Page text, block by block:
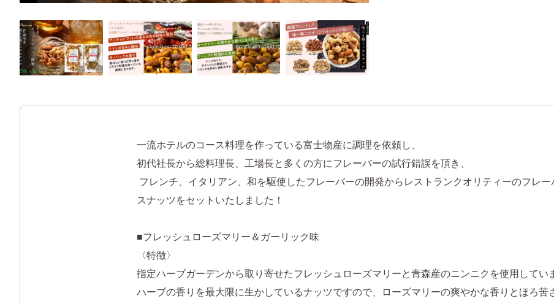
一流ホテルのコース料理を作っている富士物産に調理を依頼し、
初代社長から総料理長、工場長と多くの方にフレーバーの試行錯誤を頂き、
フレンチ、イタリアン、和を駆使したフレーバーの開発からレストランクオリティーのフレ
スナッツをセットいたしました！
■フレッシュローズマリー＆ガーリック味
〈特徴〉
指定ハーブガーデンから取り寄せたフレッシュローズマリーと青森産のニンニクを使用してい
ハーブの香りを最大限に生かしているナッツですので、ローズマリーの爽やかな香りとほろ苦